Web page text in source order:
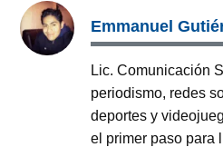
Emmanuel
Lic. Comunicación
periodismo, redes
deportes y
el primer paso para